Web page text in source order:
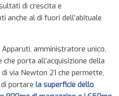
di crescita e
anche al di fuori dell’abituale
amministratore unico,
porta all’acquisizione della
via Newton 21 che permette,
di portarela superficie dello